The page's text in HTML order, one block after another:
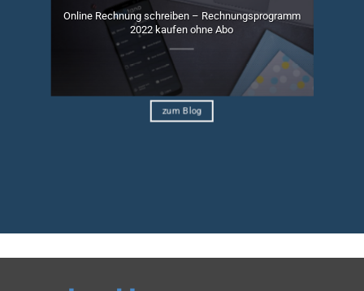
Online Rechnung schreiben – Rechnungsprogramm
2022 kaufen ohne Abo
zum Blog